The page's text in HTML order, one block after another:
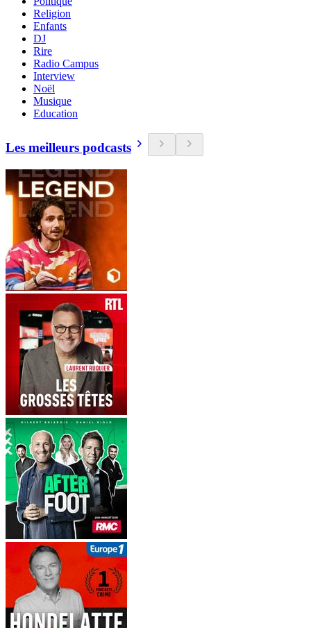
Religion
Enfants
DJ
Rire
Radio Campus
Interview
Noël
Musique
Education
Les meilleurs podcasts